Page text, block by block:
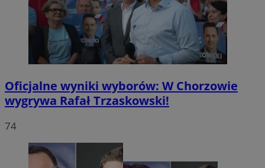
Oficjalne wyniki wyborów: W Chorzowie
wygrywa Rafał Trzaskowski!
74